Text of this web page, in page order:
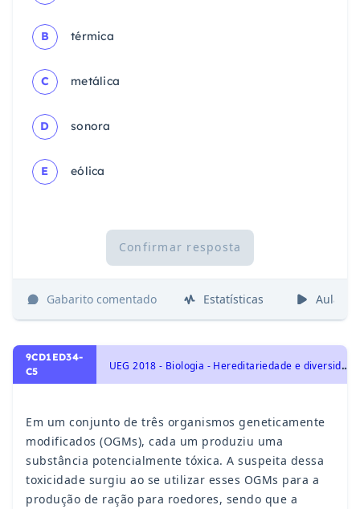
B térmica
C metálica
D sonora
E eólica
Confirmar resposta
Gabarito comentado Estatísticas Aulas
9CD1ED34-
C5
U
EG 2018 - Biologia - Hereditariedade e diversidade da vida
Em um conjunto de três organismos geneticamente
modificados (OGMs), cada um produziu uma
substância potencialmente tóxica. A suspeita dessa
toxicidade surgiu ao se utilizar esses OGMs para a
produção de ração para roedores, sendo que a